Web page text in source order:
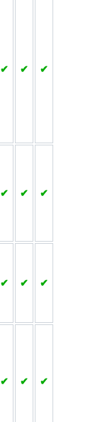
✔ ✔ ✔
✔ ✔ ✔
✔ ✔ ✔
✔ ✔ ✔